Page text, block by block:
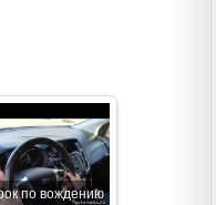
по вождению